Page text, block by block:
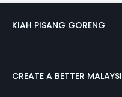
KIAH PISANG GORENG
CREATE A BETTER